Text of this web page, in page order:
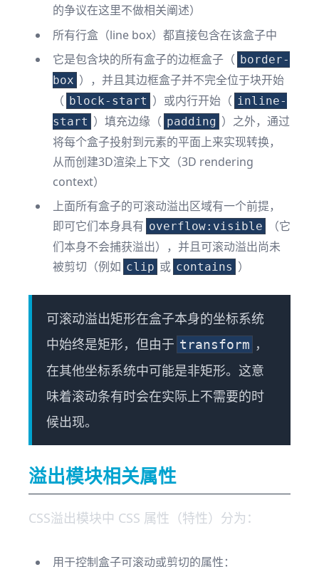
的争议在这里不做相关阐述）
所有行盒（line box）都直接包含在该盒子中
它是包含块的所有盒子的边框盒子（ border-
box ），并且其边框盒子并不完全位于块开始
（ block-start ）或内行开始（ inline-
start ）填充边缘（ padding ）之外，通过
将每个盒子投射到元素的平面上来实现转换，
从而创建3D渲染上下文（3D rendering
context）
上面所有盒子的可滚动溢出区域有一个前提，
即可它们本身具有 overflow:visible
（它
们本身不会捕获溢出），并且可滚动溢出尚未
被剪切（例如 clip 或 contains ）
可滚动溢出矩形在盒子本身的坐标系统
中始终是矩形，但由于 transform ，
在其他坐标系统中可能是非矩形。这意
味着滚动条有时会在实际上不需要的时
候出现。
溢出模块相关属性
CSS溢出模块中 CSS 属性（特性）分为：
用于控制盒子可滚动或剪切的属性：